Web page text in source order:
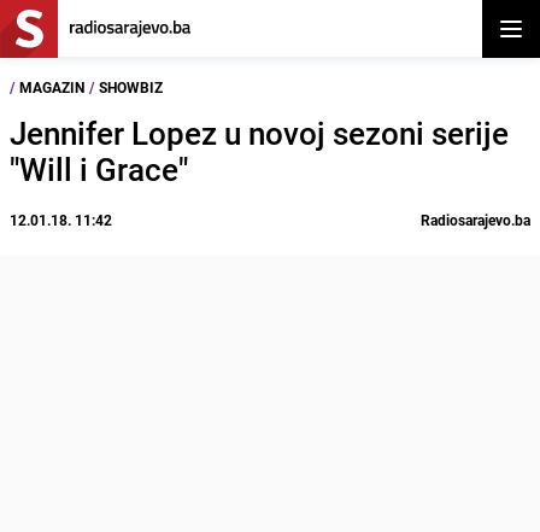
/ MAGAZIN / SHOWBIZ
Jennifer Lopez u novoj sezoni serije
"Will i Grace"
12.01.18. 11:42 Radiosarajevo.ba